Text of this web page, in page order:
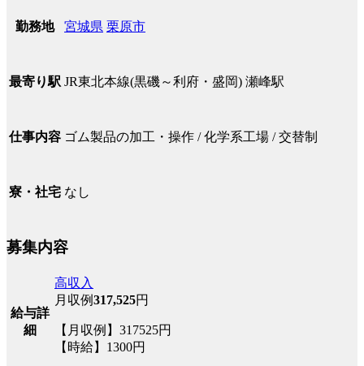
勤務地 宮城県 栗原市
最寄り駅 JR東北本線(黒磯～利府・盛岡) 瀬峰駅
仕事内容 ゴム製品の加工・操作 / 化学系工場 / 交替制
寮・社宅 なし
募集内容
給与詳
細
高収入
月収例317,525円
【月収例】317525円
【時給】1300円